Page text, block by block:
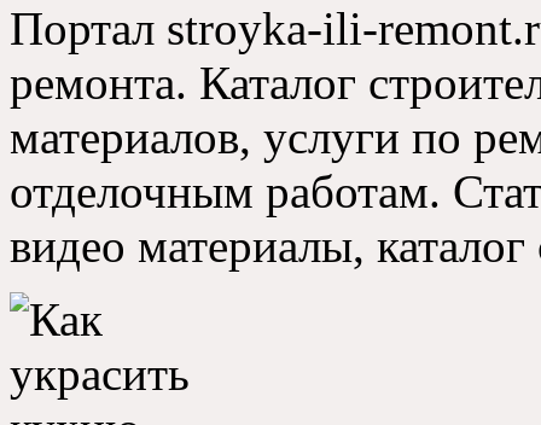
Портал stroyka-ili-
ремонта. Каталог
материалов, услуги по
отделочным работам.
видео материалы,